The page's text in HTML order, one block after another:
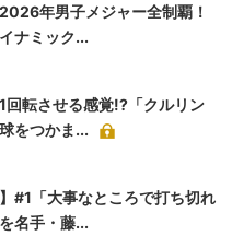
年男子メジャー全制覇！
ナミック...
回転させる感覚!?「クルリン
をつかま...
#1「大事なところで打ち切れ
名手・藤...